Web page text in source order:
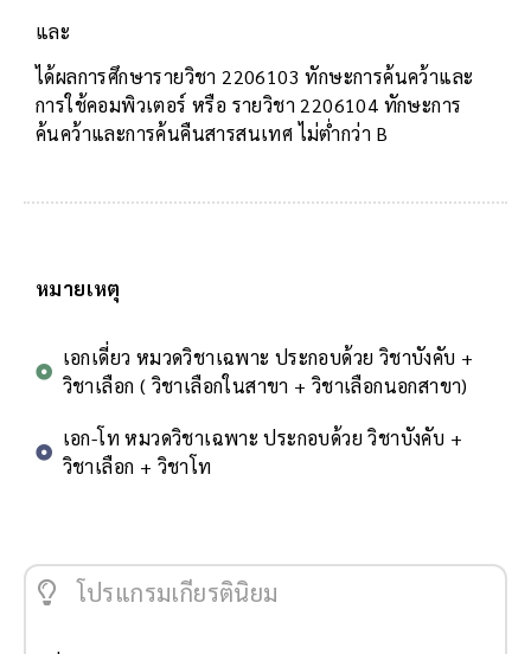
และ
ได้ผลการศึกษารายวิชา 2206103 ทักษะการค้นคว้าและ
การใช้คอมพิวเตอร์ หรือ รายวิชา 2206104 ทักษะการ
ค้นคว้าและการค้นคืนสารสนเทศ ไม่ต่ำกว่า B
หมายเหตุ
เอกเดี่ยว หมวดวิชาเฉพาะ ประกอบด้วย วิชาบังคับ +
วิชาเลือก ( วิชาเลือกในสาขา + วิชาเลือกนอกสาขา)
เอก-โท หมวดวิชาเฉพาะ ประกอบด้วย วิชาบังคับ +
วิชาเลือก + วิชาโท
โปรแกรมเกียรตินิยม